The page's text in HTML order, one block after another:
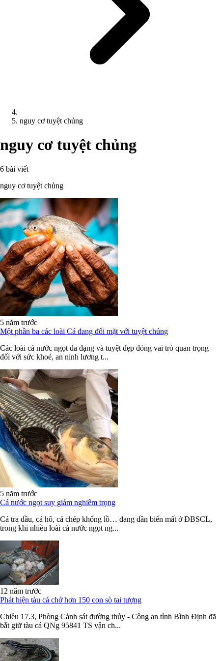
nguy cơ tuyệt chủng
nguy cơ tuyệt chủng
6 bài viết
nguy cơ tuyệt chủng
5 năm trước
Một phần ba các loài Cá đang đối mặt với tuyệt chủng
Các loài cá nước ngọt đa dạng và tuyệt đẹp đóng vai trò quan trọng
đối với sức khoẻ, an ninh lương t...
5 năm trước
Cá nước ngọt suy giảm nghiêm trọng
Cá tra dầu, cá hô, cá chép khổng lồ… đang dần biến mất ở ĐBSCL,
trong khi nhiều loài cá nước ngọt ng...
12 năm trước
Phát hiện tàu cá chở hơn 150 con sò tai tượng
Chiều 17.3, Phòng Cảnh sát đường thủy - Công an tỉnh Bình Định đã
bắt giữ tàu cá QNg 95841 TS vận ch...